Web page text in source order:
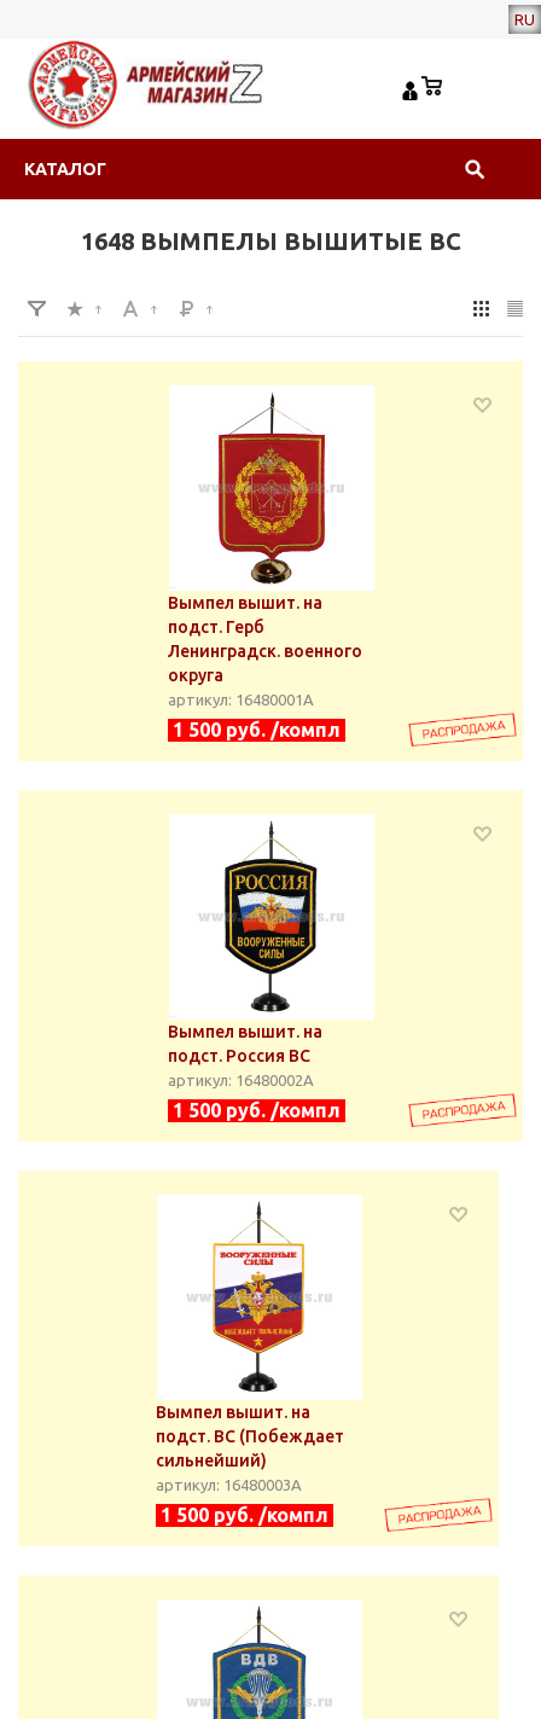
RU
КАТАЛОГ
1648 ВЫМПЕЛЫ ВЫШИТЫЕ ВС
Вымпел вышит. на
подст. Герб
Ленинградск. военного
округа
артикул: 16480001А
1 500 руб. /компл
Вымпел вышит. на
подст. Россия ВС
артикул: 16480002А
1 500 руб. /компл
Вымпел вышит. на
подст. ВС (Побеждает
сильнейший)
артикул: 16480003А
1 500 руб. /компл